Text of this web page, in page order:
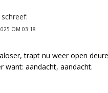
schreef:
OM 03:18
trapt nu weer open
want: aandacht, aandacht.